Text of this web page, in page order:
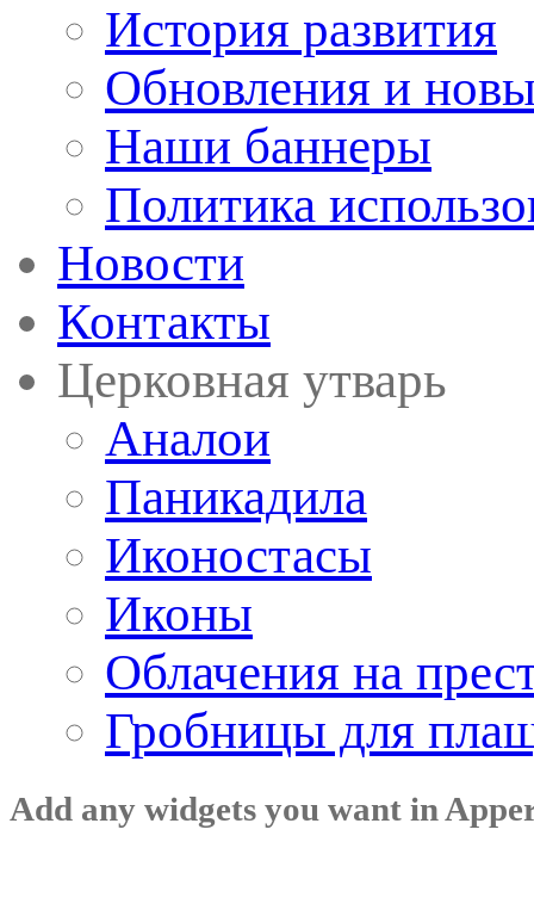
История развития
Обновления и
Наши баннеры
Политика
Новости
Контакты
Церковная утварь
Аналои
Паникадила
Иконостасы
Иконы
Облачения на
Гробницы для
Add any widgets you want in